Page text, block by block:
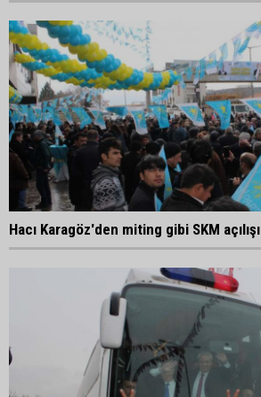
Hacı Karagöz'den miting gibi SKM açılışı